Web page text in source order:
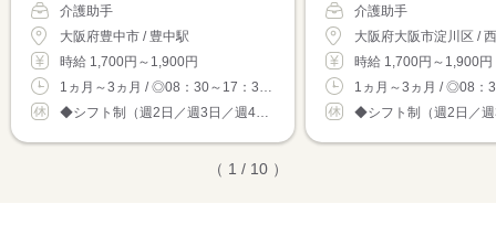
介護助手
大阪府豊中市 / 豊中駅
時給 1,700円～1,900円
1ヵ月～3ヵ月 / ◎08：30～17：30...
◆シフト制（週2日／週3日／週4日／週5日な...
介護助手
大阪府大阪市淀川区 /
時給 1,700円～1,900円
（ 1 / 10 ）